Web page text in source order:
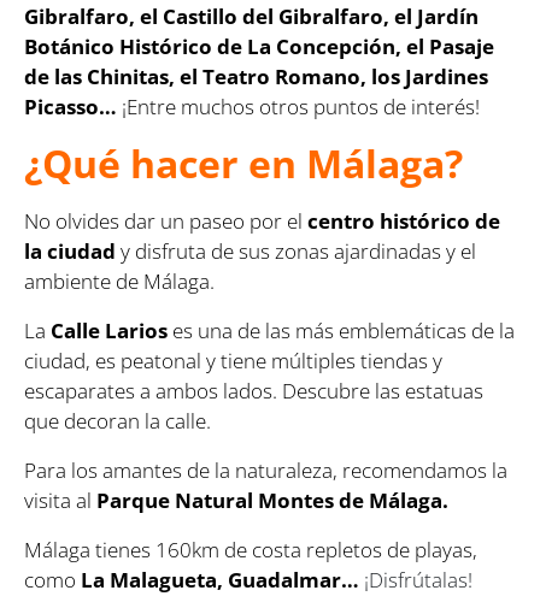
Gibralfaro, el Castillo del Gibralfaro, el Jardín
Botánico Histórico de La Concepción, el Pasaje
de las Chinitas, el Teatro Romano, los Jardines
Picasso… ¡Entre muchos otros puntos de interés!
¿Qué hacer en Málaga?
No olvides dar un paseo por el centro histórico de
la ciudad y disfruta de sus zonas ajardinadas y el
ambiente de Málaga.
La Calle Larios es una de las más emblemáticas de la
ciudad, es peatonal y tiene múltiples tiendas y
escaparates a ambos lados. Descubre las estatuas
que decoran la calle.
Para los amantes de la naturaleza, recomendamos la
visita al Parque Natural Montes de Málaga.
Málaga tienes 160km de costa repletos de playas,
como La Malagueta, Guadalmar… ¡Disfrútalas!